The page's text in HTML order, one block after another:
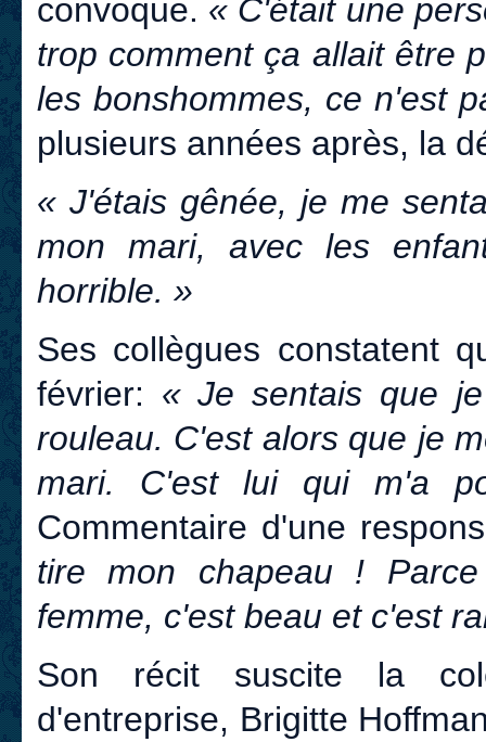
convoque. « C'était une
trop comment ça allait être
les bonshommes, ce n'est
plusieurs années après, la
« J'étais gênée, je me
mon mari, avec les
horrible. »
Ses collègues constatent
février: « Je sentais que
rouleau. C'est alors que je
mari. C'est lui qui m'a
Commentaire d'une
tire mon chapeau !
femme, c'est beau et c'est
Son récit suscite la
d'entreprise, Brigitte